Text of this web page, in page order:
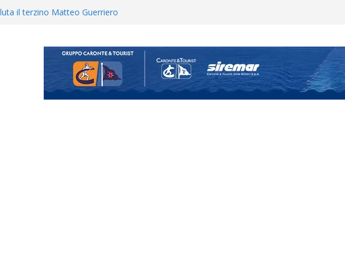
il terzino Matteo Guerriero
ma non chi siamo”
bocciato il Fasano,
e Kamarat restano in
si alzano i ritmi tra lavoro